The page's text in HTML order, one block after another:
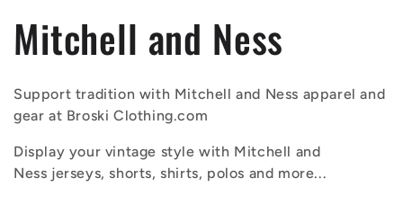
C
o
l
l
Mitchell and Ness
Support tradition with Mitchell and Ness apparel and
gear at Broski Clothing.com
Display your vintage style with Mitchell and
Ness jerseys, shorts, shirts, polos and more...